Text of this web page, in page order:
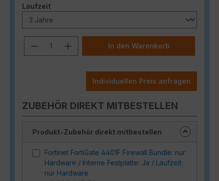
Laufzeitauswählen
Produkt Anzahl: Gib den
In den Warenkorb
Individuellen Preis anfragen
ZUBEHÖR DIREKT MITBESTELLEN
Produkt-Zubehör direkt mitbestellen
Fortinet FortiGate 4401F Firewall Bundle: nur
Hardware / Interne Festplatte: Ja / Laufzeit:
nur Hardware